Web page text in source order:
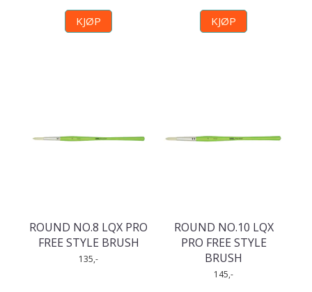
KJØP KJØP
ROUND NO.8 LQX PRO
FREE STYLE BRUSH
135,-
ROUND NO.10 LQX
PRO FREE STYLE
BRUSH
145,-